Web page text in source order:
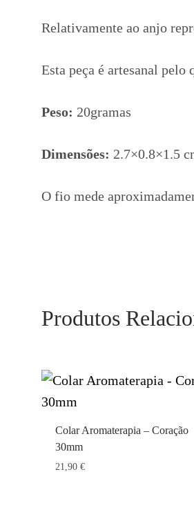
Relativamente ao anjo
Esta peça é artesanal
Peso: 20gramas
Dimensões: 2.7×0.8×1.5
O fio mede
Produtos
Colar Aromaterapia – Coração
30mm
21,90 €